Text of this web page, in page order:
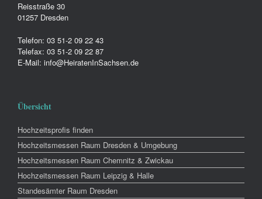
Reisstraße 30
01257 Dresden
Telefon: 03 51-2 09 22 43
Telefax: 03 51-2 09 22 87
E-Mail: info@HeiratenInSachsen.de
Übersicht
Hochzeitsprofis finden
Hochzeitsmessen Raum Dresden & Umgebung
Hochzeitsmessen Raum Chemnitz & Zwickau
Hochzeitsmessen Raum Leipzig & Halle
Standesämter Raum Dresden